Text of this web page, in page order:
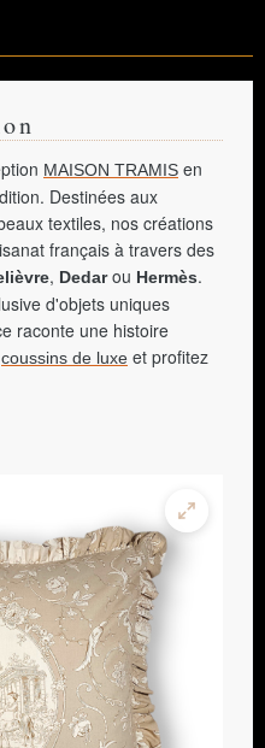
MAISON TRAMIS en
Destinées aux
textiles, nos créations
français à travers des
, Dedarou Hermès.
d'objets uniques
raconte une histoire
coussins de luxe et profitez